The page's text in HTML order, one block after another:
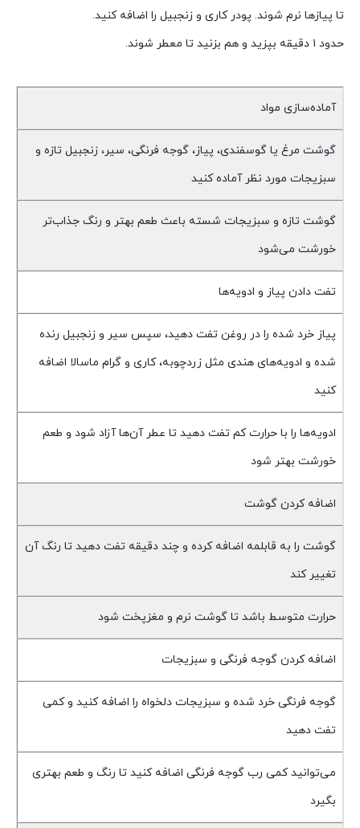
تا پیازها نرم شوند. پودر کاری و زنجبیل را اضافه کنید.
حدود ۱ دقیقه بپزید و هم بزنید تا معطر شوند.
آماده‌سازی مواد
گوشت مرغ یا گوسفندی، پیاز، گوجه فرنگی، سیر، زنجبیل تازه و
سبزیجات مورد نظر آماده کنید
گوشت تازه و سبزیجات شسته باعث طعم بهتر و رنگ جذاب‌تر
خورشت می‌شود
تفت دادن پیاز و ادویه‌ها
پیاز خرد شده را در روغن تفت دهید، سپس سیر و زنجبیل رنده
شده و ادویه‌های هندی مثل زردچوبه، کاری و گرام ماسالا اضافه
کنید
ادویه‌ها را با حرارت کم تفت دهید تا عطر آن‌ها آزاد شود و طعم
خورشت بهتر شود
اضافه کردن گوشت
گوشت را به قابلمه اضافه کرده و چند دقیقه تفت دهید تا رنگ آن
تغییر کند
حرارت متوسط باشد تا گوشت نرم و مغزپخت شود
اضافه کردن گوجه فرنگی و سبزیجات
گوجه فرنگی خرد شده و سبزیجات دلخواه را اضافه کنید و کمی
تفت دهید
می‌توانید کمی رب گوجه فرنگی اضافه کنید تا رنگ و طعم بهتری
بگیرد